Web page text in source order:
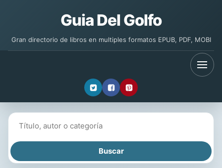
Guia Del Golfo
Gran directorio de libros en multiples formatos EPUB, PDF, MOBI